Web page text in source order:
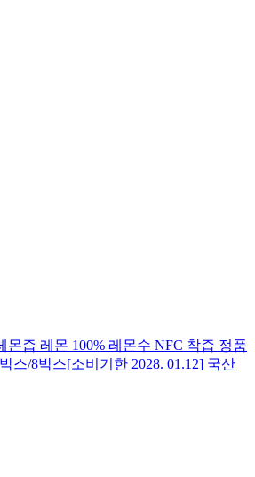
몬즙 레몬 100% 레몬수 NFC 착즙 정품
스/8박스[소비기한 2028. 01.12] 국산